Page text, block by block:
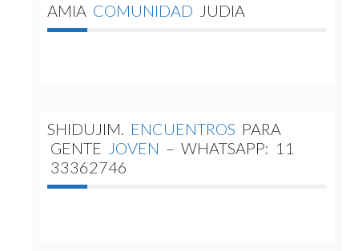
AMIA COMUNIDAD JUDIA
SHIDUJIM. ENCUENTROS PARA
GENTE JOVEN – WHATSAPP: 11
33362746